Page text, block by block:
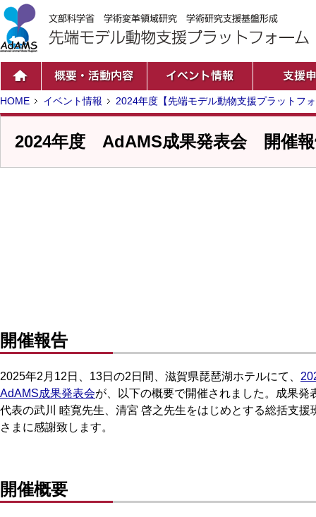
HOME イベント情報 2024年度【先端モデル動物支援プラットフ
2024年度 AdAMS成果発表会 開催
開催報告
2025年2月12日、13日の2日間、滋賀県琵琶湖ホテルにて、
AdAMS成果発表会が、以下の概要で開催されました。成果
代表の武川 睦寛先生、清宮 啓之先生をはじめとする総括支
さまに感謝致します。
開催概要